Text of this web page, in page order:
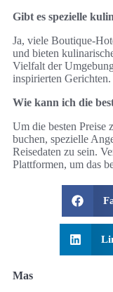
Gibt es spezielle
Ja, viele Boutique-
und bieten
Vielfalt der
inspirierten Gerichten.
Wie kann ich die
Um die besten Preise
buchen, spezielle
Reisedaten zu sein.
Plattformen, um das
Mas